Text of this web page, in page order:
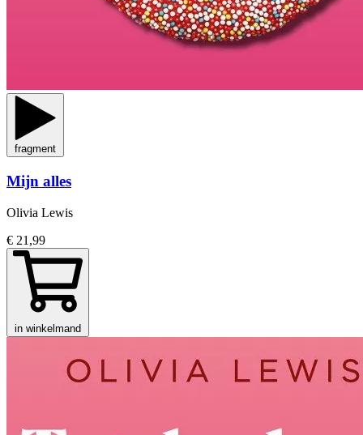
fragment
Mijn alles
Olivia Lewis
€ 21,99
in winkelmand